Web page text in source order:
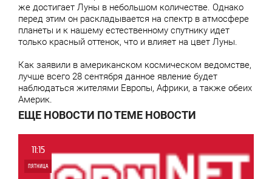
же достигает Луны в небольшом количестве. Однако
перед этим он раскладывается на спектр в атмосфере
планеты и к нашему естественному спутнику идет
только красный оттенок, что и влияет на цвет Луны.
Как заявили в американском космическом ведомстве,
лучше всего 28 сентября данное явление будет
наблюдаться жителями Европы, Африки, а также обеих
Америк.
ЕЩЕ НОВОСТИ ПО ТЕМЕ НОВОСТИ
11:15
ПЯТНИЦА